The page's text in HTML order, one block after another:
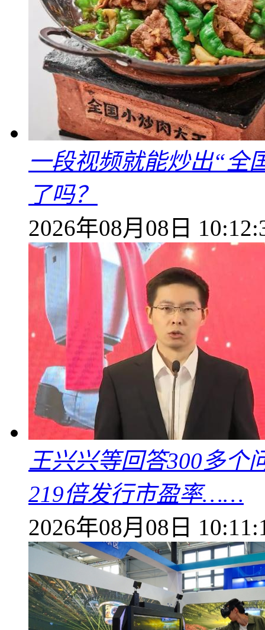
一段视频就能炒出“全
了吗？
2026年08月08日
王兴兴等回答300多个
219倍发行市盈率……
2026年08月08日